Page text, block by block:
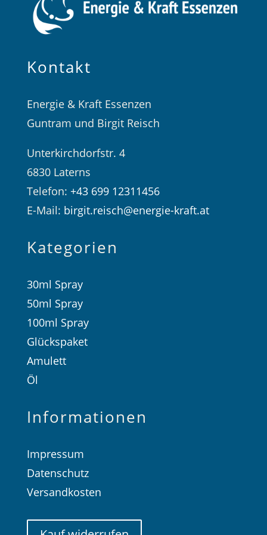
Kontakt
Energie & Kraft Essenzen
Guntram und Birgit Reisch
Unterkirchdorfstr. 4
6830 Laterns
Telefon: +43 699 12311456
E-Mail: birgit.reisch@energie-kraft.at
Kategorien
30ml Spray
50ml Spray
100ml Spray
Glückspaket
Amulett
Öl
Informationen
Impressum
Datenschutz
Versandkosten